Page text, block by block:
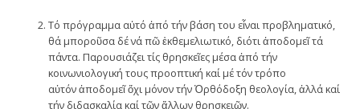
Τό πρόγραμμα αὐτό ἀπό τήν βάση του εἶναι προβληματικό,
θά μποροῦσα δέ νά πῶ ἐκθεμελιωτικό, διότι ἀποδομεῖ τά
πάντα. Παρουσιάζει τίς θρησκεῖες μέσα ἀπό τήν
κοινωνιολογική τους προοπτική καί μέ τόν τρόπο
αὐτόν ἀποδομεῖ ὄχι μόνον τήν Ὀρθόδοξη θεολογία, ἀλλά καί
τήν διδασκαλία καί τῶν ἄλλων θρησκειῶν.